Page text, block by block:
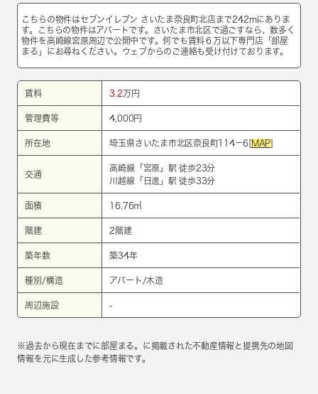
こちらの物件はセブンイレブン さいたま奈良町北店まで242mにありま
す。こちらの物件はアパートです。さいたま市北区で過ごすなら、数多く
物件を高崎線宮原周辺で公開中です。何でも賃料６万以下専門店「部屋
まる」にお尋ねください。ウェブからのご連絡も受け付けております。
賃料 3.2 万円
管理費等 4,000円
所在地 埼玉県さいたま市北区奈良町114－6[ MAP
交通
高崎線 「 宮原 」駅 徒歩23分
川越線 「 日進 」駅 徒歩33分
面積 16.76㎡
階建 2階建
築年数 築34年
種別/構造 アパート/木造
周辺施設 -
※過去から現在までに部屋まる。に掲載された不動産情報と提携先の地図
情報を元に生成した参考情報です。